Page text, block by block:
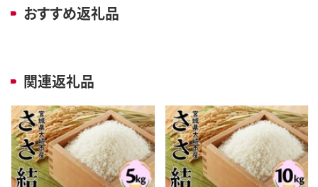
おすすめ返礼品
関連返礼品